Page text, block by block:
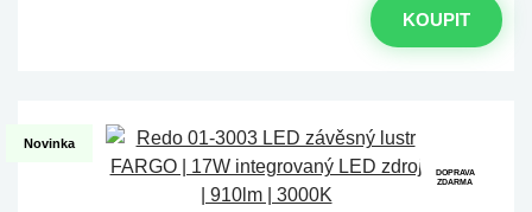
KOUPIT
Novinka
DOPRAVA
ZDARMA